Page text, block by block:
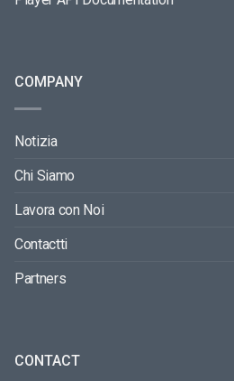
COMPANY
Notizia
Chi Siamo
Lavora con Noi
Contactti
Partners
CONTACT